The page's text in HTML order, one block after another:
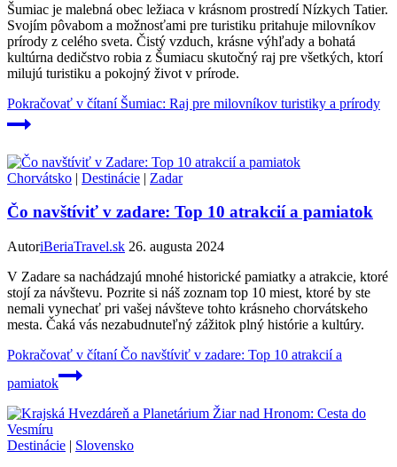
Šumiac je malebná obec ležiaca v krásnom prostredí Nízkych Tatier.
Svojím pôvabom a možnosťami pre turistiku pritahuje milovníkov
prírody z celého sveta. Čistý vzduch, krásne výhľady a bohatá
kultúrna dedičstvo robia z Šumiacu skutočný raj pre všetkých, ktorí
milujú turistiku a pokojný život v prírode.
Pokračovať v čítaníŠumiac: Raj pre milovníkov turistiky a prírody
Chorvátsko | Destinácie | Zadar
Čo navštíviť v zadare: Top 10 atrakcií a pamiatok
AutoriBeriaTravel.sk 26. augusta 2024
V Zadare sa nachádzajú mnohé historické pamiatky a atrakcie, ktoré
stojí za návštevu. Pozrite si náš zoznam top 10 miest, ktoré by ste
nemali vynechať pri vašej návšteve tohto krásneho chorvátskeho
mesta. Čaká vás nezabudnuteľný zážitok plný histórie a kultúry.
Pokračovať v čítaníČo navštíviť v zadare: Top 10 atrakcií a
pamiatok
Destinácie | Slovensko